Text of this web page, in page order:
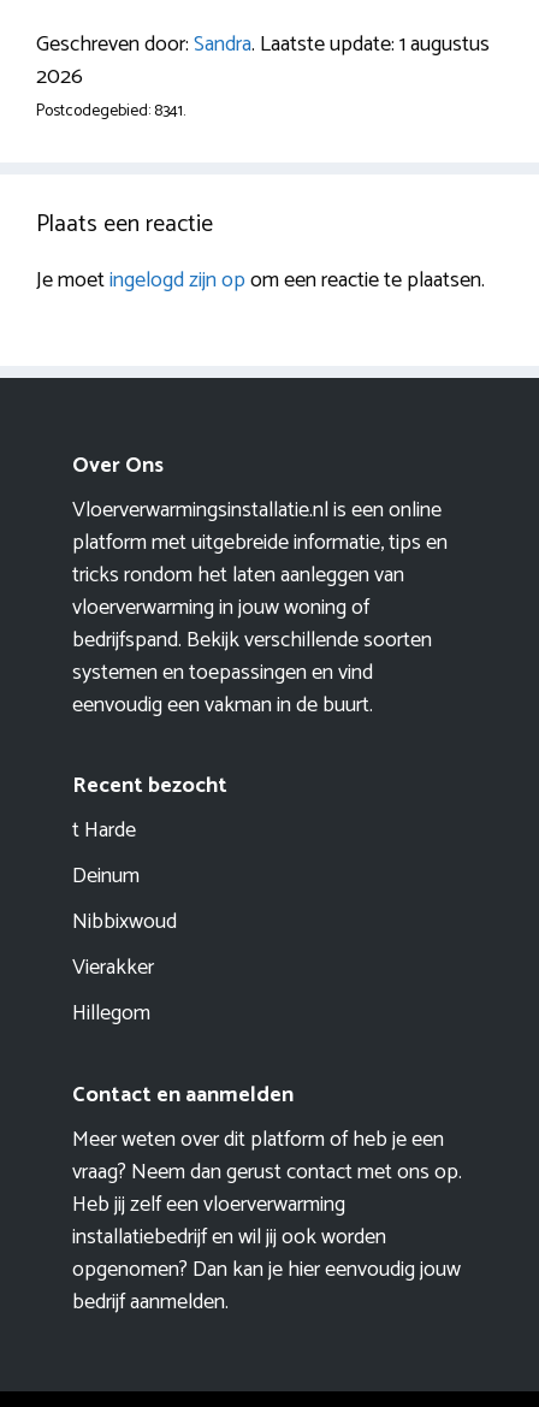
Geschreven door:Sandra. Laatste update: 1 augustus
2026
Postcodegebied: 8341.
Plaats een reactie
Je moetingelogd zijn opom een reactie te plaatsen.
Over Ons
Vloerverwarmingsinstallatie.nl is een online
platform met uitgebreide informatie, tips en
tricks rondom het laten aanleggen van
vloerverwarming in jouw woning of
bedrijfspand. Bekijk verschillende soorten
systemen en toepassingen en vind
eenvoudig een vakman in de buurt.
Recent bezocht
t Harde
Deinum
Nibbixwoud
Vierakker
Hillegom
Contact en aanmelden
Meer weten over dit platform of heb je een
vraag? Neem dan gerust contact met ons op.
Heb jij zelf een vloerverwarming
installatiebedrijf en wil jij ook worden
opgenomen? Dan kan je hier eenvoudigjouw
bedrijf aanmelden.